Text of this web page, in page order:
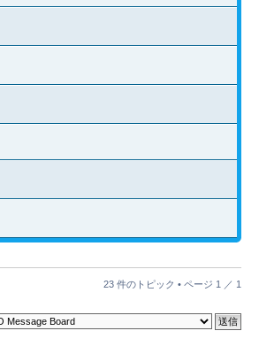
23 件のトピック • ページ 1 ／ 1